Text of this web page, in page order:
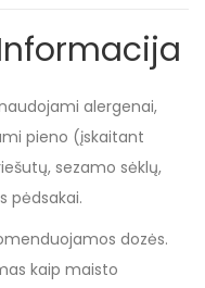
alergenai,
pieno (įskaitant
sezamo sėklų,
pėdsakai.
dozės.
kaip maisto